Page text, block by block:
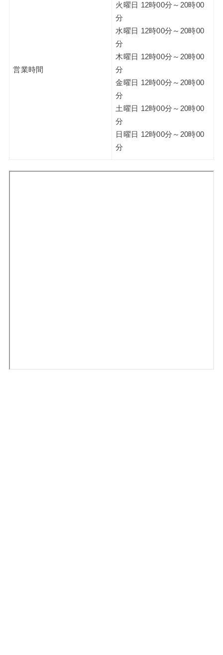
営業時間
火曜日 12時00分～20時00
分
水曜日 12時00分～20時00
分
木曜日 12時00分～20時00
分
金曜日 12時00分～20時00
分
土曜日 12時00分～20時00
分
日曜日 12時00分～20時00
分